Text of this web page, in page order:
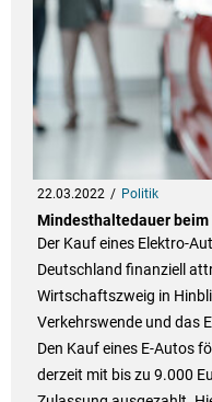
22.03.2022 Politik
Mindesthaltedauer beim
Der Kauf eines Elektro-
Deutschland finanziell
Wirtschaftszweig in
Verkehrswende und das
Den Kauf eines E-Autos
derzeit mit bis zu 9.000